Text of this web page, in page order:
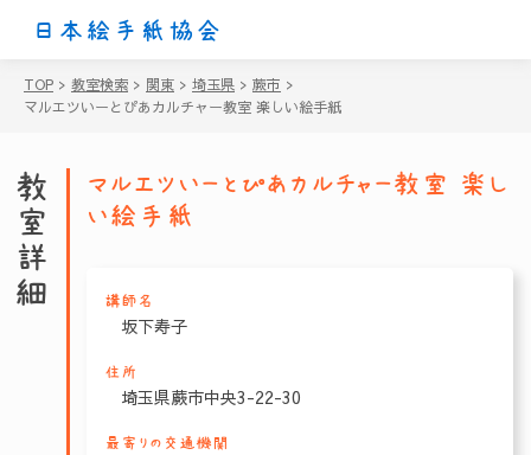
日本絵手紙協会
TOP > 教室検索 > 関東 > 埼玉県 > 蕨市 >
マルエツいーとぴあカルチャー教室 楽しい絵手紙
教室詳細
マルエツいーとぴあカルチャー教室 楽し
い絵手紙
講師名
坂下寿子
住所
埼玉県蕨市中央3-22-30
最寄りの交通機関